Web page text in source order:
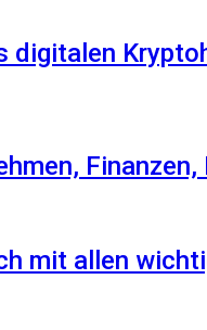
digitalen
mit allen